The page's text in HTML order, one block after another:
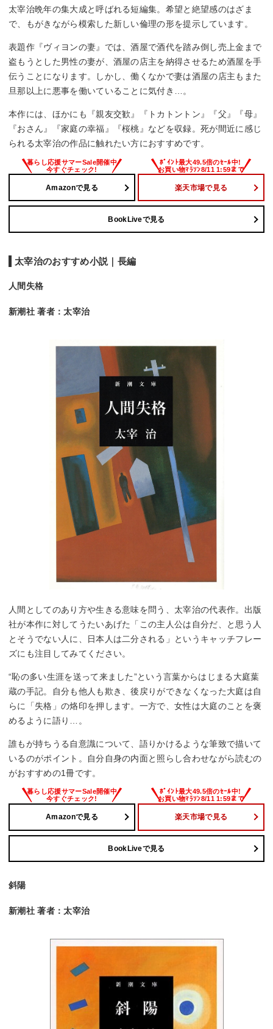
太宰治晩年の集大成と呼ばれる短編集。希望と絶望感のはざま
で、もがきながら模索した新しい倫理の形を提示しています。
表題作『ヴィヨンの妻』では、酒屋で酒代を踏み倒し売上金まで
盗もうとした男性の妻が、酒屋の店主を納得させるため酒屋を手
伝うことになります。しかし、働くなかで妻は酒屋の店主もまた
旦那以上に悪事を働いていることに気付き…。
本作には、ほかにも『親友交歓』『トカトントン』『父』『母』
『おさん』『家庭の幸福』『桜桃』などを収録。死が間近に感じ
られる太宰治の作品に触れたい方におすすめです。
Amazonで見る 楽天市場で見る
BookLiveで見る
太宰治のおすすめ小説｜長編
人間失格
新潮社 著者：太宰治
人間としてのあり方や生きる意味を問う、太宰治の代表作。出版
社が本作に対してうたいあげた「この主人公は自分だ、と思う人
とそうでない人に、日本人は二分される」というキャッチフレー
ズにも注目してみてください。
“恥の多い生涯を送って来ました”という言葉からはじまる大庭葉
蔵の手記。自分も他人も欺き、後戻りができなくなった大庭は自
らに「失格」の烙印を押します。一方で、女性は大庭のことを褒
めるように語り…。
誰もが持ちうる自意識について、語りかけるような筆致で描いて
いるのがポイント。自分自身の内面と照らし合わせながら読むの
がおすすめの1冊です。
Amazonで見る 楽天市場で見る
BookLiveで見る
斜陽
新潮社 著者：太宰治